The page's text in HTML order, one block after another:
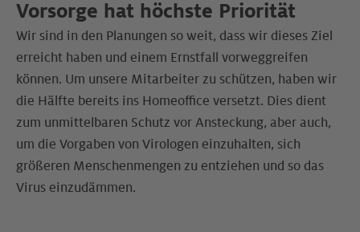
Vorsorge hat höchste Priorität
Wir sind in den Planungen so weit, dass wir dieses Ziel
erreicht haben und einem Ernstfall vorweggreifen
können. Um unsere Mitarbeiter zu schützen, haben wir
die Hälfte bereits ins Homeoffice versetzt. Dies dient
zum unmittelbaren Schutz vor Ansteckung, aber auch,
um die Vorgaben von Virologen einzuhalten, sich
größeren Menschenmengen zu entziehen und so das
Virus einzudämmen.